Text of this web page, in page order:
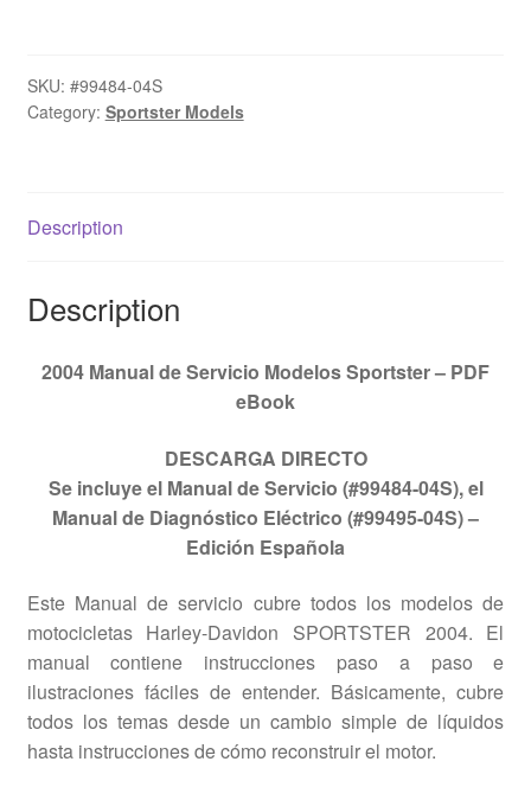
Sportster
#99484-
SKU: #99484-04S
Category: Sportster Models
Description
Description
2004 Manual de Servicio Modelos Sportster – PDF
eBook
DESCARGA DIRECTO
Se incluye el Manual de Servicio (#99484-04S), el
Manual de Diagnóstico Eléctrico (#99495-04S) –
Edición Española
Este Manual de servicio cubre todos los modelos de
motocicletas Harley-Davidon SPORTSTER 2004. El
manual contiene instrucciones paso a paso e
ilustraciones fáciles de entender. Básicamente, cubre
todos los temas desde un cambio simple de líquidos
hasta instrucciones de cómo reconstruir el motor.